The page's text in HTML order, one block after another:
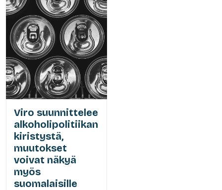
Viro suunnittelee
alkoholipolitiikan
kiristystä,
muutokset
voivat näkyä
myös
suomalaisille